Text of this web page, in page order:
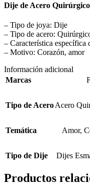
Dije de Acero
– Tipo de joya: Dije
– Tipo de acero:
– Característica
– Motivo: Corazón, amor
Información adicional
Marcas
Tipo de AceroAcero
Temática Amor,
Tipo de Dije Dijes
Productos